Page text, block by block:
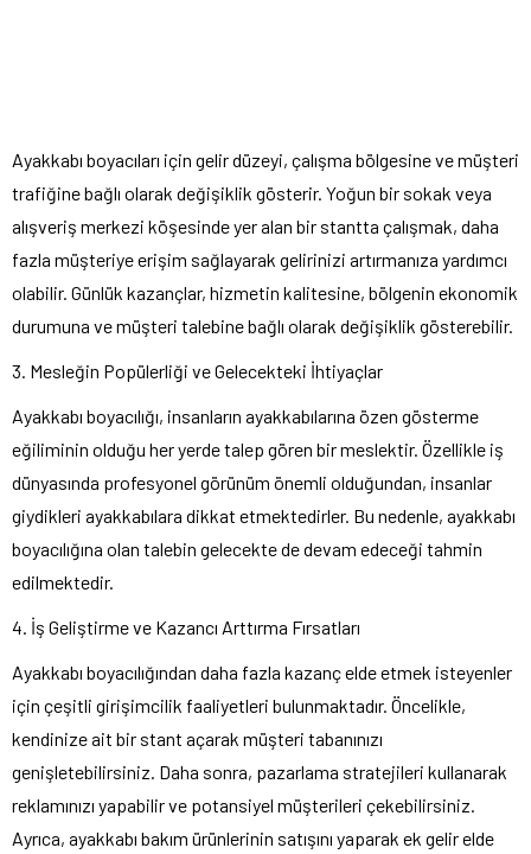
Ayakkabı boyacıları için gelir düzeyi, çalışma bölgesine ve müşteri
trafiğine bağlı olarak değişiklik gösterir. Yoğun bir sokak veya
alışveriş merkezi köşesinde yer alan bir stantta çalışmak, daha
fazla müşteriye erişim sağlayarak gelirinizi artırmanıza yardımcı
olabilir. Günlük kazançlar, hizmetin kalitesine, bölgenin ekonomik
durumuna ve müşteri talebine bağlı olarak değişiklik gösterebilir.
3. Mesleğin Popülerliği ve Gelecekteki İhtiyaçlar
Ayakkabı boyacılığı, insanların ayakkabılarına özen gösterme
eğiliminin olduğu her yerde talep gören bir meslektir. Özellikle iş
dünyasında profesyonel görünüm önemli olduğundan, insanlar
giydikleri ayakkabılara dikkat etmektedirler. Bu nedenle, ayakkabı
boyacılığına olan talebin gelecekte de devam edeceği tahmin
edilmektedir.
4. İş Geliştirme ve Kazancı Arttırma Fırsatları
Ayakkabı boyacılığından daha fazla kazanç elde etmek isteyenler
için çeşitli girişimcilik faaliyetleri bulunmaktadır. Öncelikle,
kendinize ait bir stant açarak müşteri tabanınızı
genişletebilirsiniz. Daha sonra, pazarlama stratejileri kullanarak
reklamınızı yapabilir ve potansiyel müşterileri çekebilirsiniz.
Ayrıca, ayakkabı bakım ürünlerinin satışını yaparak ek gelir elde